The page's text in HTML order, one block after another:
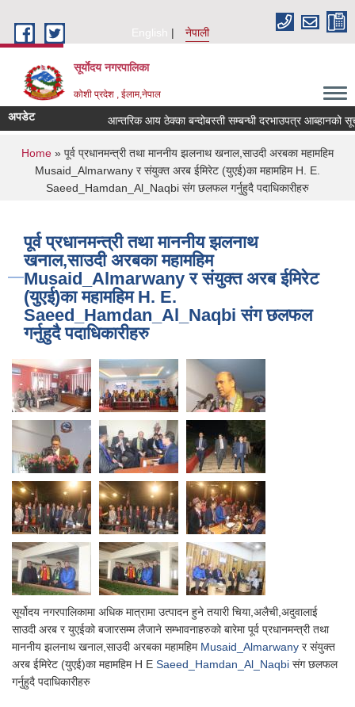
English
नेपाली
सूर्याेदय नगरपालिका
कोशी प्रदेश , ईलाम,नेपाल
अपडेट आन्तरिक आय ठेक्का बन्दोबस्ती सम्बन्धी दरभाउपत्र आब्हानको
You are here
Home » पूर्व प्रधानमन्त्री तथा माननीय झलनाथ खनाल,साउदी अरबका महामहिम
Musaid_Almarwany र संयुक्त अरब ईमिरेट (युएई)का महामहिम H. E.
Saeed_Hamdan_Al_Naqbi संग छलफल गर्नुहुदै पदाधिकारीहरु
पूर्व प्रधानमन्त्री तथा माननीय झलनाथ
खनाल,साउदी अरबका महामहिम
Musaid_Almarwany र संयुक्त अरब ईमिरेट
(युएई)का महामहिम H. E.
Saeed_Hamdan_Al_Naqbi संग छलफल
गर्नुहुदै पदाधिकारीहरु
सूर्योदय नगरपालिकामा अधिक मात्रामा उत्पादन हुने तयारी चिया,अलैची,अदुवालाई
साउदी अरब र युएईको बजारसम्म लैजाने सम्भावनाहरुको बारेमा पूर्व प्रधानमन्त्री तथा
माननीय झलनाथ खनाल,साउदी अरबका महामहिम Musaid_Almarwany र संयुक्त
अरब ईमिरेट (युएई)का महामहिम H E Saeed_Hamdan_Al_Naqbi संग छलफल
गर्नुहुदै पदाधिकारीहरु